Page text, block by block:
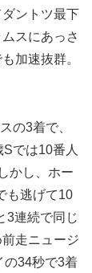
ントツ最下
スにあっさ
加速抜群。
の3着で、
では10番人
かし、ホー
も逃げて10
3連続で同じ
走ニュージ
の34秒で3着